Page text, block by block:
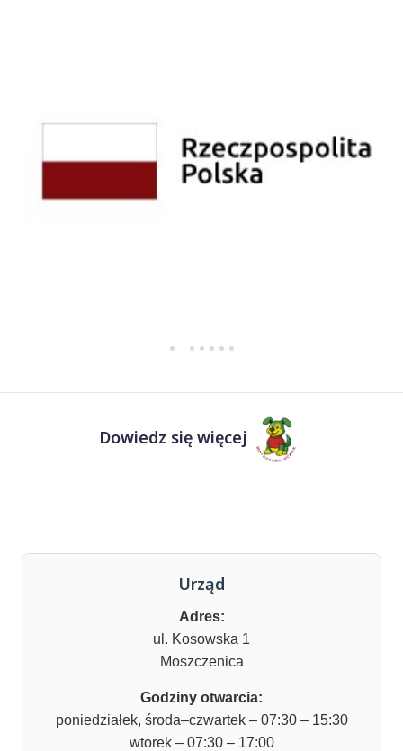
Dowiedz się więcej
Urząd
Adres:
ul. Kosowska 1
Moszczenica
Godziny otwarcia:
poniedziałek, środa–czwartek – 07:30 – 15:30
wtorek – 07:30 – 17:00